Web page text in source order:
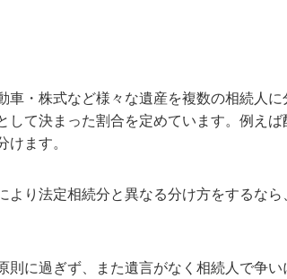
車・株式など様々な遺産を複数の相続人に
して決まった割合を定めています。例え
けます。
より法定相続分と異なる分け方をするな
則に過ぎず、また遺言がなく相続人で争い